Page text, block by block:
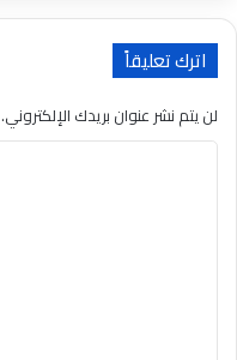
اترك تعليقاً
لن يتم نشر عنوان بريدك الإلكتروني.